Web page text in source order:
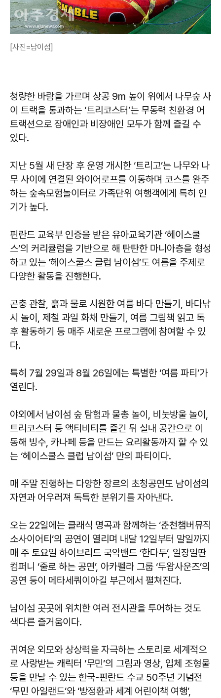
[사진=남이섬]
청량한 바람을 가르며 상공 9m 높이 위에서 나무숲 사
이 트랙을 통과하는 ‘트리코스터’는 무동력 친환경 어
트랙션으로 장애인과 비장애인 모두가 함께 즐길 수
있다.
지난 5월 새 단장 후 운영 개시한 ‘트리고’는 나무와 나
무 사이에 연결된 와이어로프를 이동하며 코스를 완주
하는 숲속모험놀이터로 가족단위 여행객에게 특히 인
기가 높다.
핀란드 교육부 인증을 받은 유아교육기관 ‘헤이스쿨
스’의 커리큘럼을 기반으로 해 탄탄한 마니아층을 형성
하고 있는 ‘헤이스쿨스 클럽 남이섬’도 여름을 주제로
다양한 활동을 진행한다.
곤충 관찰, 흙과 물로 시원한 여름 바다 만들기, 바다낚
시 놀이, 제철 과일 화채 만들기, 여름 그림책 읽고 독
후 활동하기 등 매주 새로운 프로그램에 참여할 수 있
다.
특히 7월 29일과 8월 26일에는 특별한 ‘여름 파티’가
열린다.
야외에서 남이섬 숲 탐험과 물총 놀이, 비눗방울 놀이,
트리코스터 등 액티비티를 즐긴 뒤 실내 공간으로 이
동해 빙수, 카나페 등을 만드는 요리활동까지 할 수 있
는 ‘헤이스쿨스 클럽 남이섬’ 만의 파티이다.
매 주말 진행하는 다양한 장르의 초청공연도 남이섬의
자연과 어우러져 독특한 분위기를 자아낸다.
오는 22일에는 클래식 명곡과 함께하는 ‘춘천챔버뮤직
소사이어티’의 공연이 열리며 내달 12일부터 말일까지
매 주 토요일 하이브리드 국악밴드 ‘한다두’, 일장일딴
컴퍼니 ‘줄로 하는 공연’, 아카펠라 그룹 ‘두왑사운즈’의
공연 등이 메타세쿼이아길 부근에서 펼쳐진다.
남이섬 곳곳에 위치한 여러 전시관을 투어하는 것도
색다른 즐거움이다.
귀여운 외모와 상상력을 자극하는 스토리로 세계적으
로 사랑받는 캐릭터 ‘무민’의 그림과 영상, 입체 조형물
등을 만날 수 있는 한국-핀란드 수교 50주년 기념전
‘무민 아일랜드’와 ‘방정환과 세계 어린이책 여행’,